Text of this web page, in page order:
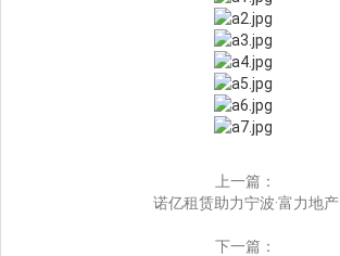
上一篇：
诺亿租赁助力宁波·富力地产
下一篇：